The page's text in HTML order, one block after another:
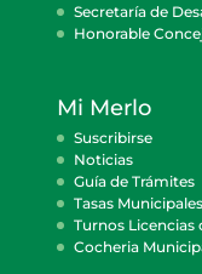
Secretaría de
Honorable
Mi Merlo
Suscribirse
Noticias
Guía de Trámites
Tasas Municipales
Turnos Licencias
Cocheria